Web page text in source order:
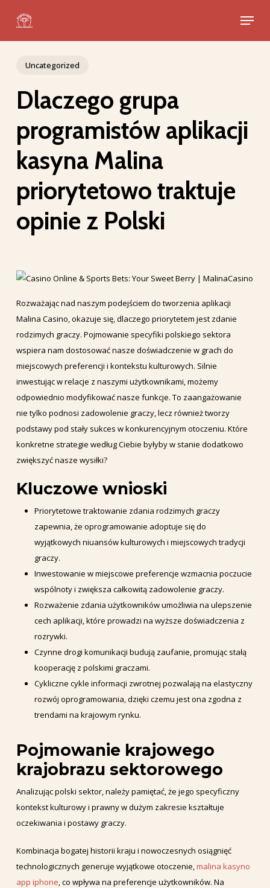
main
Menu
Uncategorized
Dlaczego grupa
programistów aplikacji
kasyna Malina
priorytetowo traktuje
opinie z Polski
Rozważając nad naszym podejściem do tworzenia aplikacji
Malina Casino, okazuje się, dlaczego priorytetem jest zdanie
rodzimych graczy. Pojmowanie specyfiki polskiego sektora
wspiera nam dostosować nasze doświadczenie w grach do
miejscowych preferencji i kontekstu kulturowych. Silnie
inwestując w relacje z naszymi użytkownikami, możemy
odpowiednio modyfikować nasze funkcje. To zaangażowanie
nie tylko podnosi zadowolenie graczy, lecz również tworzy
podstawy pod stały sukces w konkurencyjnym otoczeniu. Które
konkretne strategie według Ciebie byłyby w stanie dodatkowo
zwiększyć nasze wysiłki?
Kluczowe wnioski
Priorytetowe traktowanie zdania rodzimych graczy
zapewnia, że oprogramowanie adoptuje się do
wyjątkowych niuansów kulturowych i miejscowych tradycji
graczy.
Inwestowanie w miejscowe preferencje wzmacnia poczucie
wspólnoty i zwiększa całkowitą zadowolenie graczy.
Rozważenie zdania użytkowników umożliwia na ulepszenie
cech aplikacji, które prowadzi na wyższe doświadczenia z
rozrywki.
Czynne drogi komunikacji budują zaufanie, promując stałą
kooperację z polskimi graczami.
Cykliczne cykle informacji zwrotnej pozwalają na elastyczny
rozwój oprogramowania, dzięki czemu jest ona zgodna z
trendami na krajowym rynku.
Pojmowanie krajowego
krajobrazu sektorowego
Analizując polski sektor, należy pamiętać, że jego specyficzny
kontekst kulturowy i prawny w dużym zakresie kształtuje
oczekiwania i postawy graczy.
Kombinacja bogatej historii kraju i nowoczesnych osiągnięć
technologicznych generuje wyjątkowe otoczenie,malina kasyno
app iphone, co wpływa na preferencje użytkowników. Na